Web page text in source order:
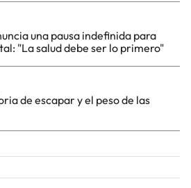
una pausa indefinida para
"La salud debe ser lo primero"
de escapar y el peso de las